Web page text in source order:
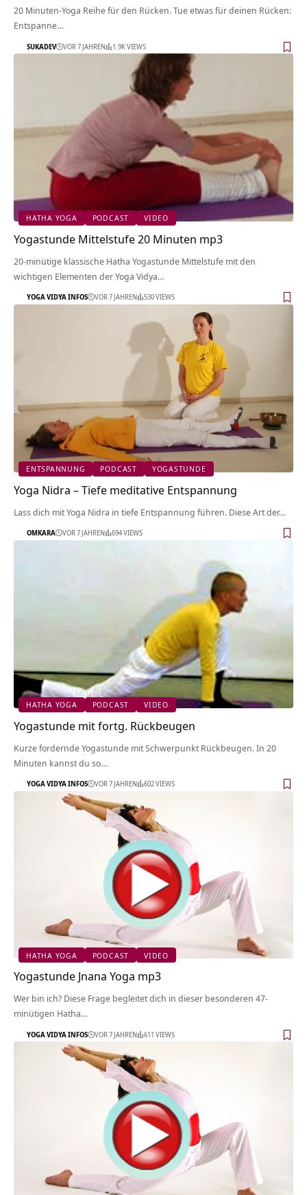
20 Minuten-Yoga Reihe für den Rücken. Tue etwas für deinen Rücken:
Entspanne…
SUKADEV VOR 7 JAHREN 1.9K VIEWS
HATHA YOGA PODCAST VIDEO
Yogastunde Mittelstufe 20 Minuten mp3
20-minütige klassische Hatha Yogastunde Mittelstufe mit den
wichtigen Elementen der Yoga Vidya…
YOGA VIDYA INFOS VOR 7 JAHREN 530 VIEWS
ENTSPANNUNG PODCAST YOGASTUNDE
Yoga Nidra – Tiefe meditative Entspannung
Lass dich mit Yoga Nidra in tiefe Entspannung führen. Diese Art der…
OMKARA VOR 7 JAHREN 694 VIEWS
HATHA YOGA PODCAST VIDEO
Yogastunde mit fortg. Rückbeugen
Kurze fordernde Yogastunde mit Schwerpunkt Rückbeugen. In 20
Minuten kannst du so…
YOGA VIDYA INFOS VOR 7 JAHREN 602 VIEWS
HATHA YOGA PODCAST VIDEO
Yogastunde Jnana Yoga mp3
Wer bin ich? Diese Frage begleitet dich in dieser besonderen 47-
minütigen Hatha…
YOGA VIDYA INFOS VOR 7 JAHREN 611 VIEWS